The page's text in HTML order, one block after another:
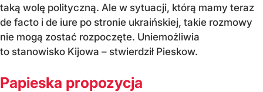
taką wolę polityczną. Ale w sytuacji, którą mamy teraz
de facto i de iure po stronie ukraińskiej, takie rozmowy
nie mogą zostać rozpoczęte. Uniemożliwia
to stanowisko Kijowa – stwierdził Pieskow.
Papieska propozycja